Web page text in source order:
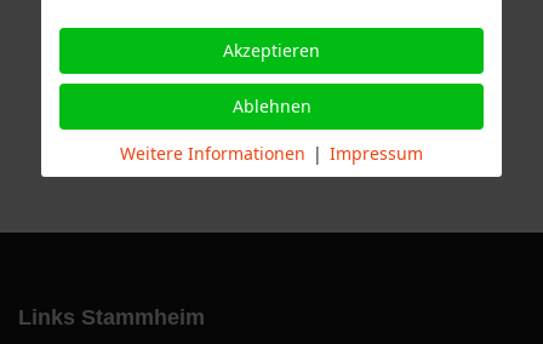
Links Stammheim
Akzeptieren
Ablehnen
Weitere Informationen | Impressum